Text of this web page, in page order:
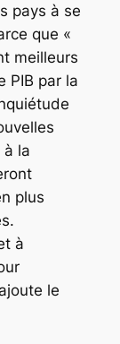
pays à se
que «
meilleurs
PIB par la
à la
plus
à
le